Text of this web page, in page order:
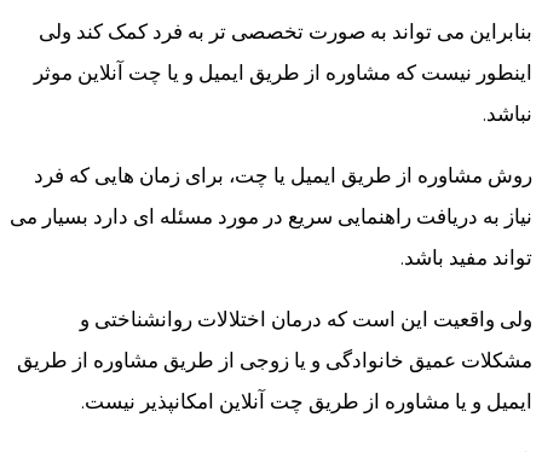
بنابراین می تواند به صورت تخصصی تر به فرد کمک کند ولی
اینطور نیست که مشاوره از طریق ایمیل و یا چت آنلاین موثر
نباشد.
روش مشاوره از طریق ایمیل یا چت، برای زمان هایی که فرد
نیاز به دریافت راهنمایی سریع در مورد مسئله ای دارد بسیار می
تواند مفید باشد.
ولی واقعیت این است که درمان اختلالات روانشناختی و
مشکلات عمیق خانوادگی و یا زوجی از طریق مشاوره از طریق
ایمیل و یا مشاوره از طریق چت آنلاین امکانپذیر نیست.